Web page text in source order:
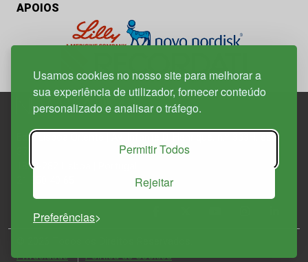
Usamos cookies no nosso site para melhorar a
sua experiência de utilizador, fornecer conteúdo
personalizado e analisar o tráfego.
Permitir Todos
Rejeitar
Preferências
APOIOS
Edif. Lisboa Oriente | Av. Infante D. Henrique, n.º 333H, esc.
1800-282 Lisboa | Portugal
Privacidade
Política de Cookies